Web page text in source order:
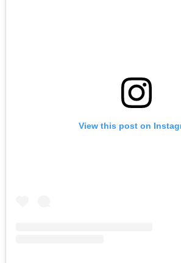
View this post on